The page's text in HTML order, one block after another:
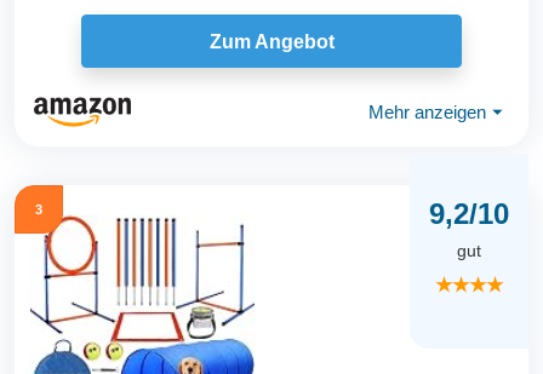
Zum Angebot
Mehr anzeigen ⏷
3 9,2/10
gut
★★★★